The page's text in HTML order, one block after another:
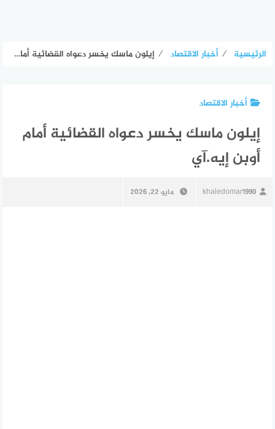
الرئيسية ⁄ أخبار الاقتصاد ⁄ إيلون ماسك يخسر دعواه القضائية أمام أوبن إيه.آي
أخبار الاقتصاد
إيلون ماسك يخسر دعواه القضائية أمام
أوبن إيه.آي
khaledomar1990 مايو 22, 2026